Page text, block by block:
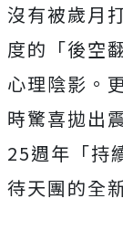
沒有被歲月
度的「後空
心理陰影。
時驚喜拋出
25週年「持
待天團的全